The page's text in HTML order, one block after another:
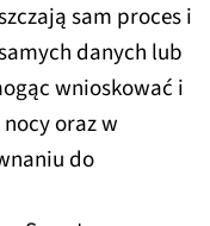
sam proces i
danych lub
wnioskować i
oraz w
do